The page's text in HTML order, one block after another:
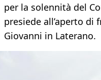
per la solennità del
presiede all’aperto di
Giovanni in Laterano.